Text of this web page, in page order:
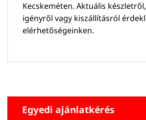
Kecskeméten. Aktuális
igényről vagy kiszállításról
elérhetőségeinken.
Egyedi ajánlatkérés